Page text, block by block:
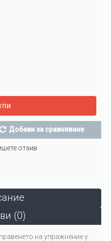
Добави за сравняване
отзив
(0)
на упражнение у